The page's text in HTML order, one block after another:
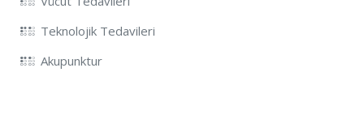
Teknolojik Tedavileri
Akupunktur